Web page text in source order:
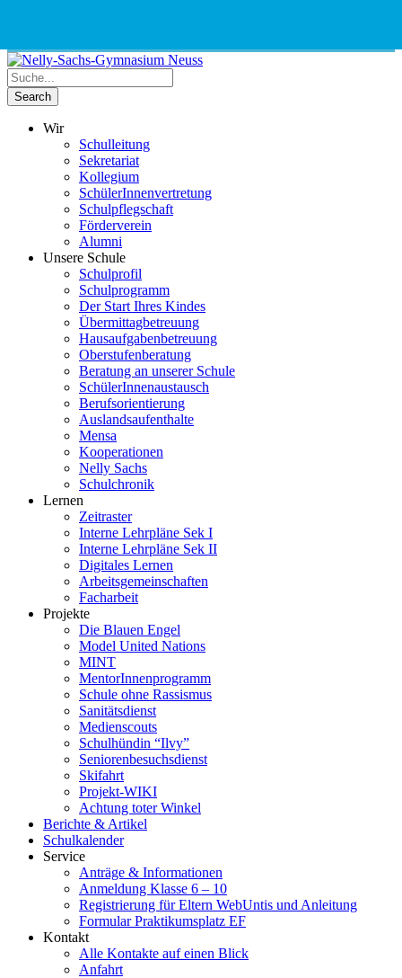
Wir
Schulleitung
Sekretariat
Kollegium
SchülerInnenvertretung
Schulpflegschaft
Förderverein
Alumni
Unsere Schule
Schulprofil
Schulprogramm
Der Start Ihres Kindes
Übermittagbetreuung
Hausaufgabenbetreuung
Oberstufenberatung
Beratung an unserer Schule
SchülerInnenaustausch
Berufsorientierung
Auslandsaufenthalte
Mensa
Kooperationen
Nelly Sachs
Schulchronik
Lernen
Zeitraster
Interne Lehrpläne Sek I
Interne Lehrpläne Sek II
Digitales Lernen
Arbeitsgemeinschaften
Facharbeit
Projekte
Die Blauen Engel
Model United Nations
MINT
MentorInnenprogramm
Schule ohne Rassismus
Sanitätsdienst
Medienscouts
Schulhündin “Ilvy”
Seniorenbesuchsdienst
Skifahrt
Projekt-WIKI
Achtung toter Winkel
Berichte & Artikel
Schulkalender
Service
Anträge & Informationen
Anmeldung Klasse 6 – 10
Registrierung für Eltern WebUntis und Anleitung
Formular Praktikumsplatz EF
Kontakt
Alle Kontakte auf einen Blick
Anfahrt
Number
for
calling
Address
Maps